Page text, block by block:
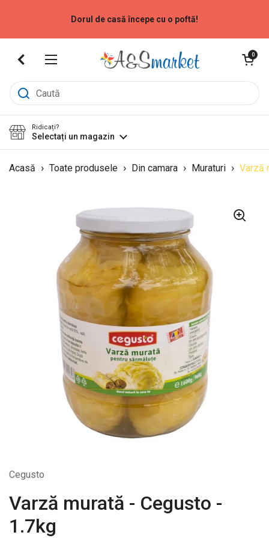
Dorul de casă începe cu o poftă!
Deschide meniu
Deschide
0
Ridicați?
Selectați un magazin
Acasă › Toate produsele › Din camara › Muraturi › Varză
Cegusto
Varză murată - Cegusto -
1.7kg